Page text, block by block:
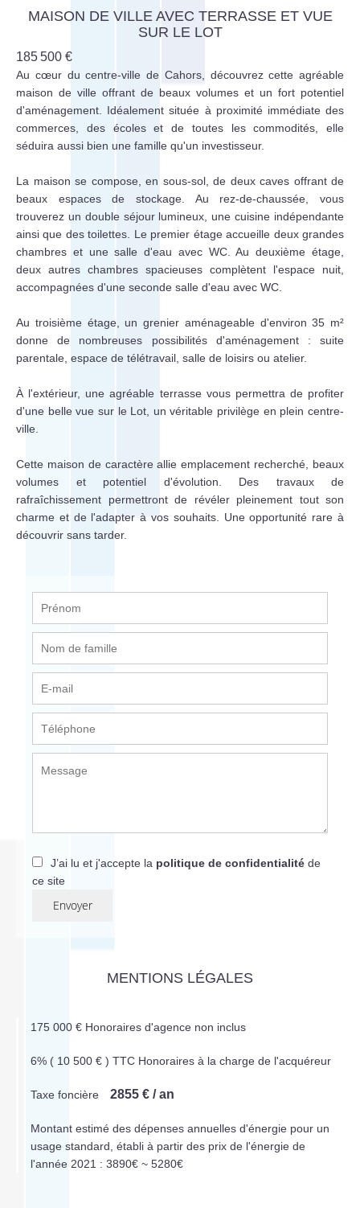
MAISON DE VILLE AVEC TERRASSE ET VUE
SUR LE LOT
185 500 €
Au cœur du centre-ville de Cahors, découvrez cette agréable
maison de ville offrant de beaux volumes et un fort potentiel
d'aménagement. Idéalement située à proximité immédiate des
commerces, des écoles et de toutes les commodités, elle
séduira aussi bien une famille qu'un investisseur.
La maison se compose, en sous-sol, de deux caves offrant de
beaux espaces de stockage. Au rez-de-chaussée, vous
trouverez un double séjour lumineux, une cuisine indépendante
ainsi que des toilettes. Le premier étage accueille deux grandes
chambres et une salle d'eau avec WC. Au deuxième étage,
deux autres chambres spacieuses complètent l'espace nuit,
accompagnées d'une seconde salle d'eau avec WC.
Au troisième étage, un grenier aménageable d'environ 35 m²
donne de nombreuses possibilités d'aménagement : suite
parentale, espace de télétravail, salle de loisirs ou atelier.
À l'extérieur, une agréable terrasse vous permettra de profiter
d'une belle vue sur le Lot, un véritable privilège en plein centre-
ville.
Cette maison de caractère allie emplacement recherché, beaux
volumes et potentiel d'évolution. Des travaux de
rafraîchissement permettront de révéler pleinement tout son
charme et de l'adapter à vos souhaits. Une opportunité rare à
découvrir sans tarder.
J’ai lu et j'accepte la politique de confidentialité de
ce site
Envoyer
MENTIONS LÉGALES
175 000 € Honoraires d'agence non inclus
6% ( 10 500 € ) TTC Honoraires à la charge de l'acquéreur
Taxe foncière 2855 € / an
Montant estimé des dépenses annuelles d'énergie pour un
usage standard, établi à partir des prix de l'énergie de
l'année 2021 : 3890€ ~ 5280€